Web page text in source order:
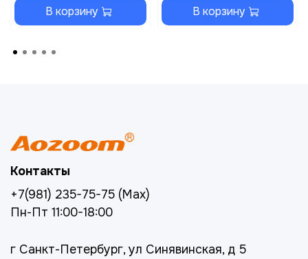
В корзину В корзину
Контакты
+7(981) 235-75-75 (Max)
Пн-Пт 11:00-18:00
г Санкт-Петербург, ул Синявинская, д 5